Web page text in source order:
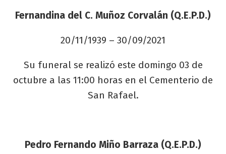
Fernandina del C. Muñoz Corvalán (Q.E.P.D.)
20/11/1939 – 30/09/2021
Su funeral se realizó este domingo 03 de
octubre a las 11:00 horas en el Cementerio de
San Rafael.
Pedro Fernando Miño Barraza (Q.E.P.D.)